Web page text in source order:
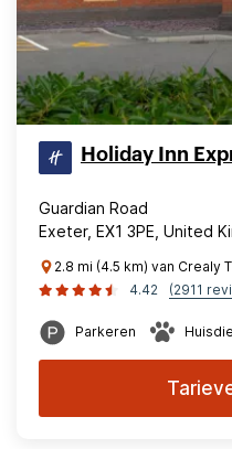
Holiday Inn
Guardian Road
Exeter, EX1 3PE, United
2.8 mi (4.5 km) van Crealy
4.42
(2911
Parkeren